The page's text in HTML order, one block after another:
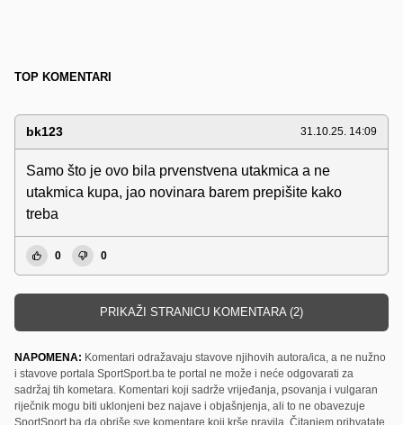
TOP KOMENTARI
bk123 31.10.25. 14:09
Samo što je ovo bila prvenstvena utakmica a ne
utakmica kupa, jao novinara barem prepišite kako
treba
0 0
PRIKAŽI STRANICU KOMENTARA (2)
NAPOMENA: Komentari odražavaju stavove njihovih autora/ica, a ne nužno
i stavove portala SportSport.ba te portal ne može i neće odgovarati za
sadržaj tih kometara. Komentari koji sadrže vrijeđanja, psovanja i vulgaran
riječnik mogu biti uklonjeni bez najave i objašnjenja, ali to ne obavezuje
SportSport.ba da obriše sve komentare koji krše pravila. Čitanjem prihvatate